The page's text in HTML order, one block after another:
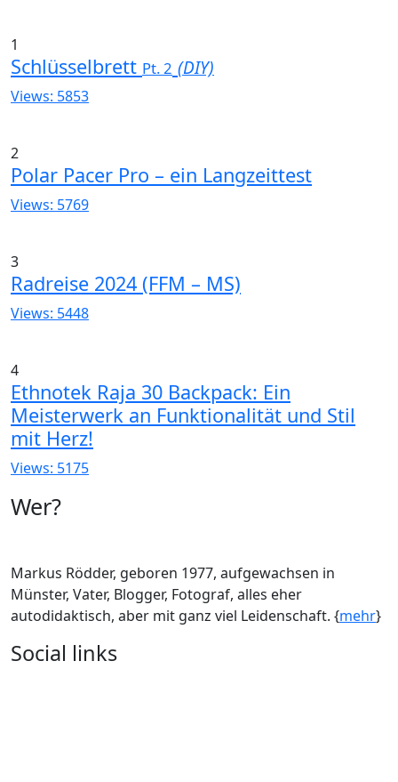
1
Schlüsselbrett Pt. 2 (DIY)
Views: 5853
2
Polar Pacer Pro – ein Langzeittest
Views: 5769
3
Radreise 2024 (FFM – MS)
Views: 5448
4
Ethnotek Raja 30 Backpack: Ein
Meisterwerk an Funktionalität und Stil
mit Herz!
Views: 5175
Wer?
Markus Rödder, geboren 1977, aufgewachsen in
Münster, Vater, Blogger, Fotograf, alles eher
autodidaktisch, aber mit ganz viel Leidenschaft. {mehr}
Social links